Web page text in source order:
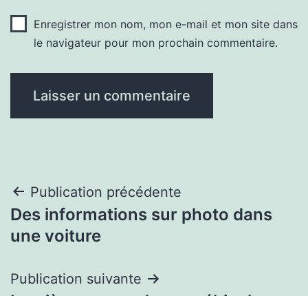
Enregistrer mon nom, mon e-mail et mon site dans
le navigateur pour mon prochain commentaire.
Navigation
de
Publication précédente
Des informations sur photo dans
une voiture
Publication suivante